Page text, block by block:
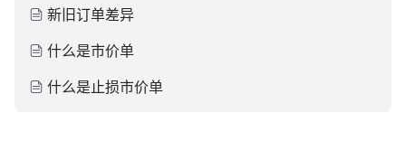
新旧订单差异
什么是市价单
什么是止损市价单